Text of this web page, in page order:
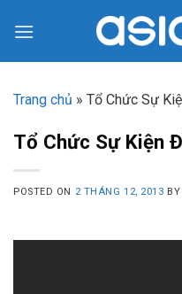
Trang chủ » Tổ Chức Sự
Tổ Chức Sự Kiện
POSTED ON 2 THÁNG 12, 2013 BY